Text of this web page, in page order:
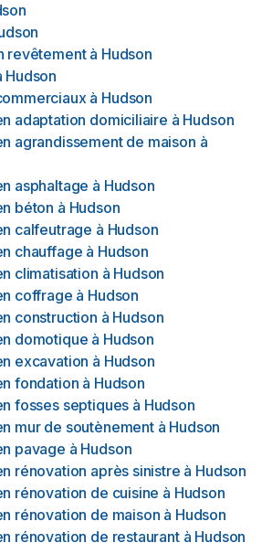
revêtement à Hudson
Hudson
à Hudson
adaptation domiciliaire à Hudson
agrandissement de maison à
asphaltage à Hudson
béton à Hudson
calfeutrage à Hudson
chauffage à Hudson
climatisation à Hudson
coffrage à Hudson
construction à Hudson
domotique à Hudson
excavation à Hudson
fondation à Hudson
fosses septiques à Hudson
mur de soutènement à Hudson
pavage à Hudson
rénovation après sinistre à Hudson
rénovation de cuisine à Hudson
rénovation de maison à Hudson
rénovation de restaurant à Hudson